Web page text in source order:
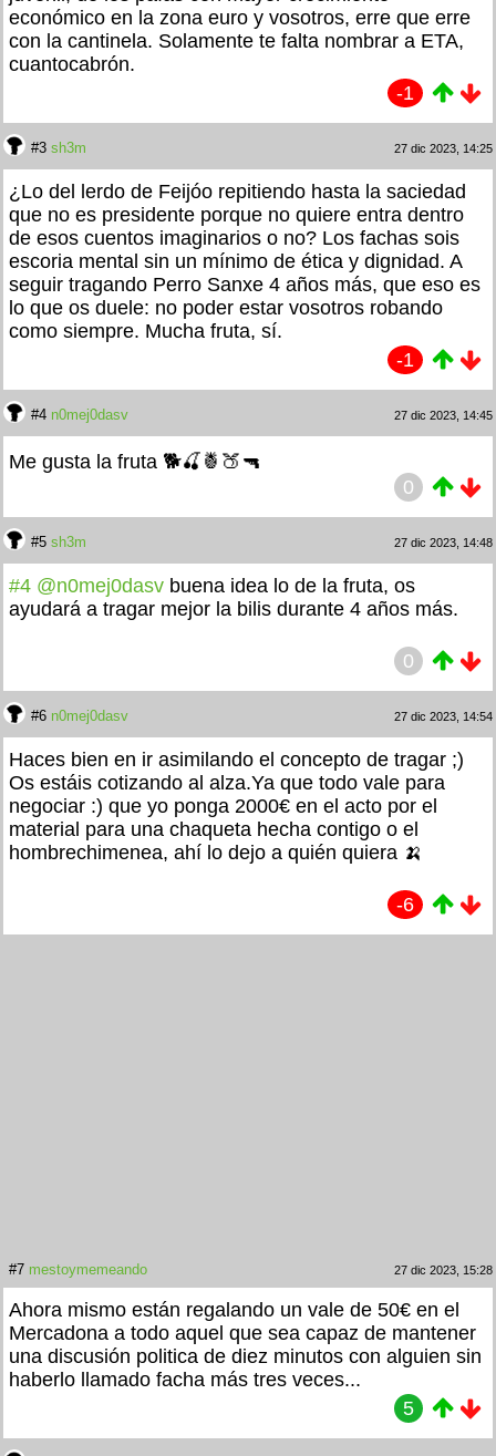
económico en la zona euro y vosotros, erre que erre
con la cantinela. Solamente te falta nombrar a ETA,
cuantocabrón.
-1
#3 sh3m 27 dic 2023, 14:25
¿Lo del lerdo de Feijóo repitiendo hasta la saciedad
que no es presidente porque no quiere entra dentro
de esos cuentos imaginarios o no? Los fachas sois
escoria mental sin un mínimo de ética y dignidad. A
seguir tragando Perro Sanxe 4 años más, que eso es
lo que os duele: no poder estar vosotros robando
como siempre. Mucha fruta, sí.
-1
#4 n0mej0dasv 27 dic 2023, 14:45
Me gusta la fruta 🐕🍒🍍🍑🔫
0
#5 sh3m 27 dic 2023, 14:48
#4 @n0mej0dasv buena idea lo de la fruta, os
ayudará a tragar mejor la bilis durante 4 años más.
0
#6 n0mej0dasv 27 dic 2023, 14:54
Haces bien en ir asimilando el concepto de tragar ;)
Os estáis cotizando al alza.Ya que todo vale para
negociar :) que yo ponga 2000€ en el acto por el
material para una chaqueta hecha contigo o el
hombrechimenea, ahí lo dejo a quién quiera 🍌
-6
#7 mestoymemeando 27 dic 2023, 15:28
Ahora mismo están regalando un vale de 50€ en el
Mercadona a todo aquel que sea capaz de mantener
una discusión politica de diez minutos con alguien sin
haberlo llamado facha más tres veces...
5